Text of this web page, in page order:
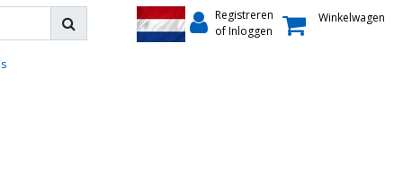
Registreren
of Inloggen
Winkelwagen